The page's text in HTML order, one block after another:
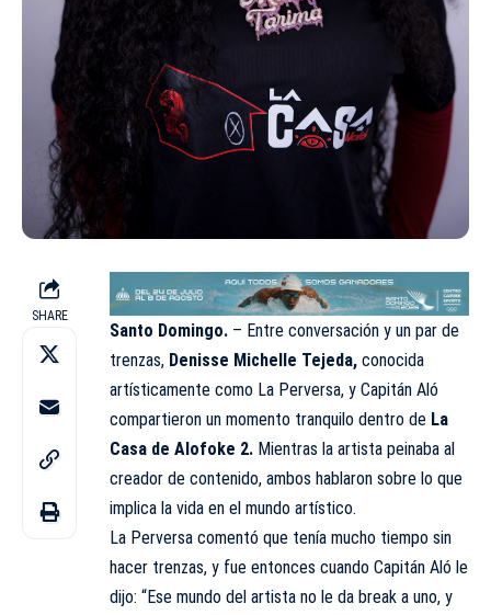
SHARE
Santo Domingo. – Entre conversación y un par de
trenzas, Denisse Michelle Tejeda, conocida
artísticamente como La Perversa, y Capitán Aló
compartieron un momento tranquilo dentro de La
Casa de Alofoke 2. Mientras la artista peinaba al
creador de contenido, ambos hablaron sobre lo que
implica la vida en el mundo artístico.
La Perversa comentó que tenía mucho tiempo sin
hacer trenzas, y fue entonces cuando Capitán Aló le
dijo: “Ese mundo del artista no le da break a uno, y